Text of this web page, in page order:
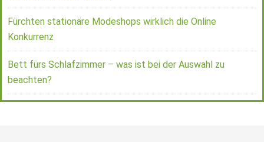
Fürchten stationäre Modeshops wirklich die Online
Konkurrenz
Bett fürs Schlafzimmer – was ist bei der Auswahl zu
beachten?